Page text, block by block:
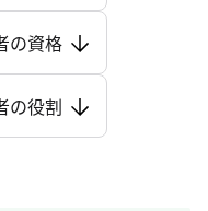
の資格
の役割